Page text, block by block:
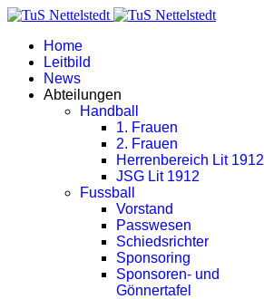
Home
Leitbild
News
Abteilungen
Handball
1. Frauen
2. Frauen
Herrenbereich Lit 1912
JSG Lit 1912
Fussball
Vorstand
Passwesen
Schiedsrichter
Sponsoring
Sponsoren- und
Gönnertafel